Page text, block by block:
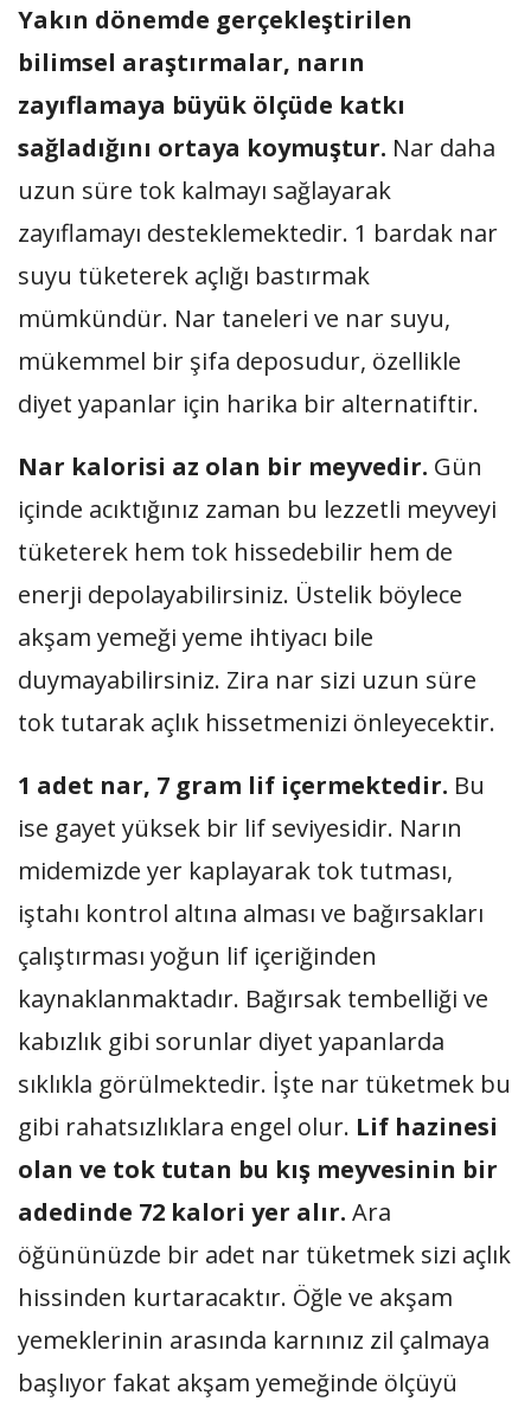
Yakın dönemde gerçekleştirilen
bilimsel araştırmalar, narın
zayıflamaya büyük ölçüde katkı
sağladığını ortaya koymuştur. Nar daha
uzun süre tok kalmayı sağlayarak
zayıflamayı desteklemektedir. 1 bardak nar
suyu tüketerek açlığı bastırmak
mümkündür. Nar taneleri ve nar suyu,
mükemmel bir şifa deposudur, özellikle
diyet yapanlar için harika bir alternatiftir.
Nar kalorisi az olan bir meyvedir. Gün
içinde acıktığınız zaman bu lezzetli meyveyi
tüketerek hem tok hissedebilir hem de
enerji depolayabilirsiniz. Üstelik böylece
akşam yemeği yeme ihtiyacı bile
duymayabilirsiniz. Zira nar sizi uzun süre
tok tutarak açlık hissetmenizi önleyecektir.
1 adet nar, 7 gram lif içermektedir. Bu
ise gayet yüksek bir lif seviyesidir. Narın
midemizde yer kaplayarak tok tutması,
iştahı kontrol altına alması ve bağırsakları
çalıştırması yoğun lif içeriğinden
kaynaklanmaktadır. Bağırsak tembelliği ve
kabızlık gibi sorunlar diyet yapanlarda
sıklıkla görülmektedir. İşte nar tüketmek bu
gibi rahatsızlıklara engel olur. Lif hazinesi
olan ve tok tutan bu kış meyvesinin bir
adedinde 72 kalori yer alır. Ara
öğününüzde bir adet nar tüketmek sizi açlık
hissinden kurtaracaktır. Öğle ve akşam
yemeklerinin arasında karnınız zil çalmaya
başlıyor fakat akşam yemeğinde ölçüyü